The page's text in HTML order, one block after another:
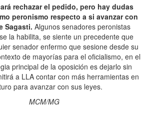
rechazar el pedido, pero hay dudas
peronismo respecto a si avanzar con
Sagasti. Algunos senadores peronistas
la habilita, se siente un precedente que
senador enfermo que sesione desde su
de mayorías para el oficialismo, en el
principal de la oposición es dejarlo sin
a LLA contar con más herramientas en
para avanzar con sus leyes.
MCM/MG